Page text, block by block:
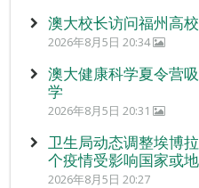
澳大校长访问福州高
2026年8月5日 20:34
澳大健康科学夏令营
学
2026年8月5日 20:31
卫生局动态调整埃博
个疫情受影响国家或
2026年8月5日 20:27